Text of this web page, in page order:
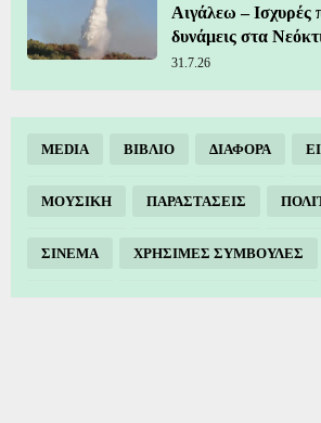
Αιγάλεω – Ισχυρές
δυνάμεις στα
31.7.26
MEDIA ΒΙΒΛΙΟ ΔΙΑΦΟΡΑ
ΜΟΥΣΙΚΗ ΠΑΡΑΣΤΑΣΕΙΣ
ΣΙΝΕΜΑ ΧΡΗΣΙΜΕΣ ΣΥΜΒΟΥΛΕΣ